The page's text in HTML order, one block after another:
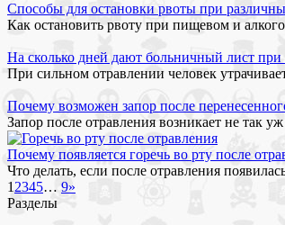
Способы для остановки рвоты при
Как остановить рвоту при пищевом и
На сколько дней дают больничный лист при
При сильном отравлении человек
Почему возможен запор после
Запор после отравления возникает не так
Почему появляется горечь во рту после
Что делать, если после отравления
12345… 9»
Разделы